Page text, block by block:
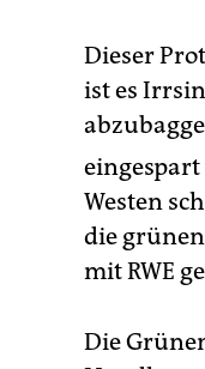
Dieser
ist es
Westen
die
mit RWE
Die